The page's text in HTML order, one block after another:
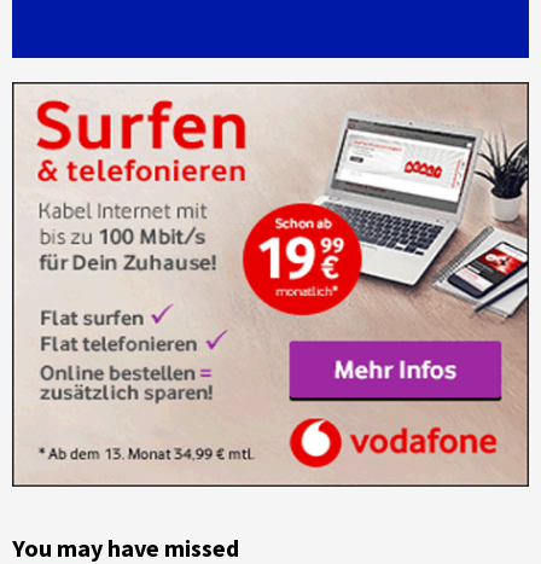
You may have missed